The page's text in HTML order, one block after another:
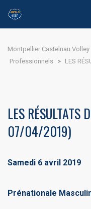
Montpellier Castelnau Volley
Professionnels > LES
LES RÉSULTATS
07/04/2019)
Samedi 6 avril 2019
Prénationale